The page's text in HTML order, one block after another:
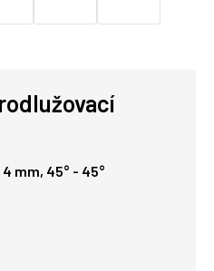
mm, 45° - 45°